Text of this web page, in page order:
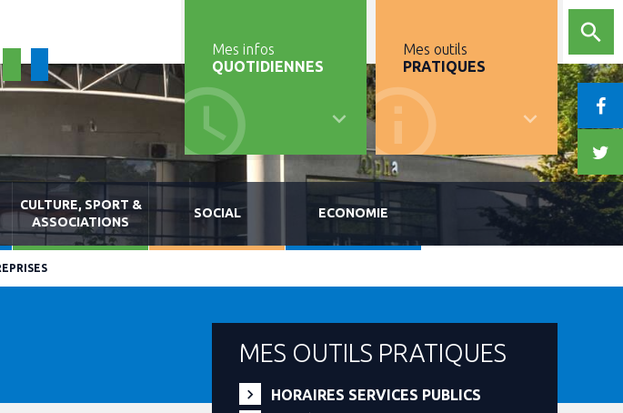
Mes infos
QUOTIDIENNES
Mes outils
PRATIQUES
CULTURE, SPORT &
ASSOCIATIONS
SOCIAL ECONOMIE
MES OUTILS PRATIQUES
HORAIRES SERVICES PUBLICS